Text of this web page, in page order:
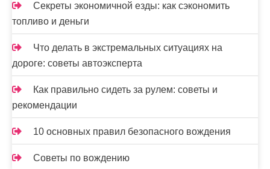
Секреты экономичной езды: как сэкономить
топливо и деньги
Что делать в экстремальных ситуациях на
дороге: советы автоэксперта
Как правильно сидеть за рулем: советы и
рекомендации
10 основных правил безопасного вождения
Советы по вождению